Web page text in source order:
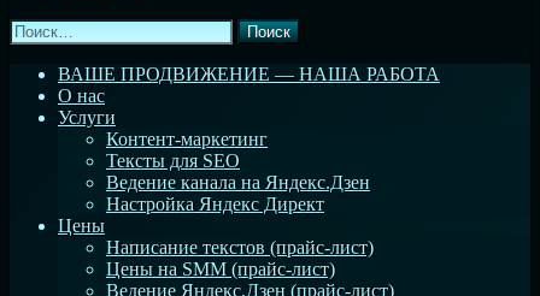
Найти:
ВАШЕ ПРОДВИЖЕНИЕ — НАША РАБОТА
О нас
Услуги
Контент-маркетинг
Тексты для SEO
Ведение канала на Яндекс.Дзен
Настройка Яндекс Директ
Цены
Написание текстов (прайс-лист)
Цены на SMM (прайс-лист)
Ведение Яндекс.Дзен (прайс-лист)